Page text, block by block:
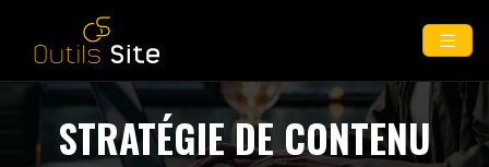
STRATÉGIE DE CONTENU